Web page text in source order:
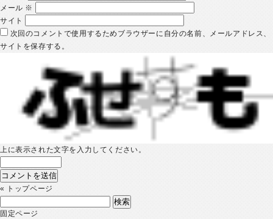
メール ※
サイト
次回のコメントで使用するためブラウザーに自分の名前、メールアドレス、
サイトを保存する。
上に表示された文字を入力してください。
«
トップページ
索:
固定ページ